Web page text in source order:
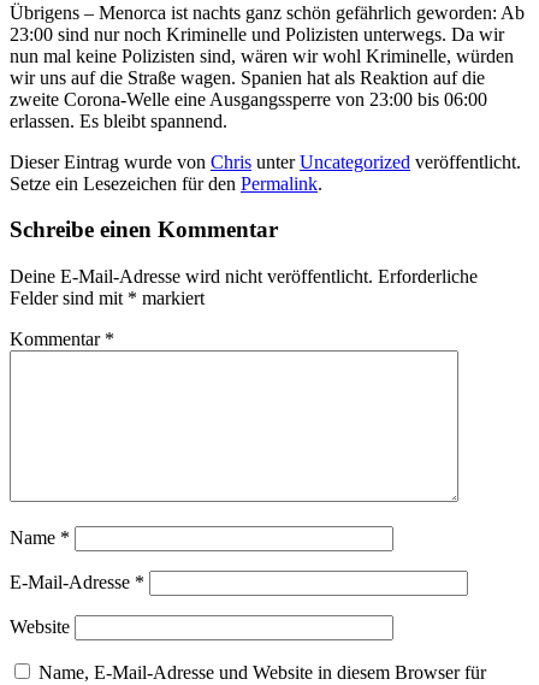
Übrigens – Menorca ist nachts ganz schön gefährlich geworden: Ab
23:00 sind nur noch Kriminelle und Polizisten unterwegs. Da wir
nun mal keine Polizisten sind, wären wir wohl Kriminelle, würden
wir uns auf die Straße wagen. Spanien hat als Reaktion auf die
zweite Corona-Welle eine Ausgangssperre von 23:00 bis 06:00
erlassen. Es bleibt spannend.
Dieser Eintrag wurde von Chris unterUncategorized veröffentlicht.
Setze ein Lesezeichen für den Permalink.
Schreibe einen Kommentar
Deine E-Mail-Adresse wird nicht veröffentlicht. Erforderliche
Felder sind mit * markiert
Kommentar *
Name *
E-Mail-Adresse *
Website
Name, E-Mail-Adresse und Website in diesem Browser für